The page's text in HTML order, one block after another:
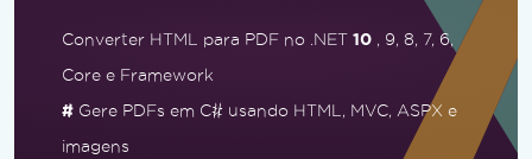
Converter HTML para PDF no .NET 10 , 9, 8, 7, 6,
Core e Framework
# Gere PDFs em C# usando HTML, MVC, ASPX e
imagens